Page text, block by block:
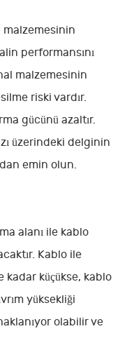
malzemesinin
performansını
malzemesinin
riski vardır.
gücünü azaltır.
üzerindeki delginin
emin olun.
alanı ile kablo
Kablo ile
kadar küçükse, kablo
yüksekliği
olabilir ve